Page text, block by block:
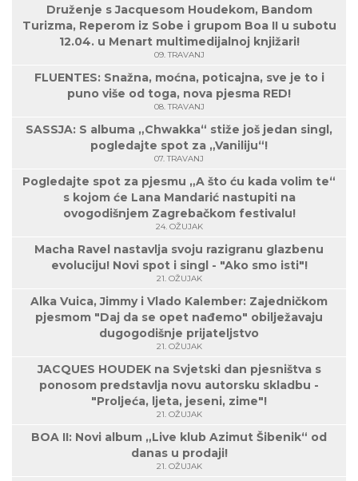
Druženje s Jacquesom Houdekom, Bandom
Turizma, Reperom iz Sobe i grupom Boa II u subotu
12.04. u Menart multimedijalnoj knjižari!
09. TRAVANJ
FLUENTES: Snažna, moćna, poticajna, sve je to i
puno više od toga, nova pjesma RED!
08. TRAVANJ
SASSJA: S albuma „Chwakka“ stiže još jedan singl,
pogledajte spot za „Vaniliju“!
07. TRAVANJ
Pogledajte spot za pjesmu „A što ću kada volim te“
s kojom će Lana Mandarić nastupiti na
ovogodišnjem Zagrebačkom festivalu!
24. OŽUJAK
Macha Ravel nastavlja svoju razigranu glazbenu
evoluciju! Novi spot i singl - "Ako smo isti"!
21. OŽUJAK
Alka Vuica, Jimmy i Vlado Kalember: Zajedničkom
pjesmom "Daj da se opet nađemo" obilježavaju
dugogodišnje prijateljstvo
21. OŽUJAK
JACQUES HOUDEK na Svjetski dan pjesništva s
ponosom predstavlja novu autorsku skladbu -
"Proljeća, ljeta, jeseni, zime"!
21. OŽUJAK
BOA II: Novi album „Live klub Azimut Šibenik“ od
danas u prodaji!
21. OŽUJAK